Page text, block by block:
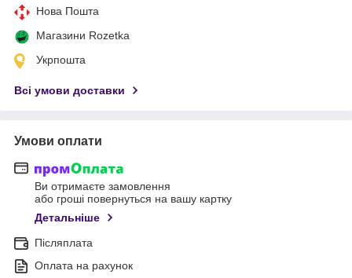
Нова Пошта
Магазини Rozetka
Укрпошта
Всі умови доставки
Умови оплати
Ви отримаєте замовлення
або гроші повернуться на вашу картку
Детальніше
Післяплата
Оплата на рахунок